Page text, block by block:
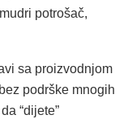
potrošač,
sa proizvodnjom
podrške mnogih
“dijete”